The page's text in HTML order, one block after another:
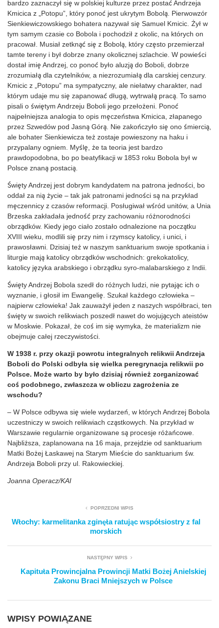
bardzo zaznaczył się w polskiej kulturze przez postać Andrzeja
Kmicica z „Potopu”, który ponoć jest ukrytym Bobolą. Pierwowzór
Sienkiewiczowskiego bohatera nazywał się Samuel Kmicic. Żył w
tym samym czasie co Bobola i pochodził z okolic, na których on
pracował. Musiał zetknąć się z Bobolą, który często przemierzał
tamte tereny i był dobrze znany okolicznej szlachcie. W powieści
dostał imię Andrzej, co ponoć było aluzją do Boboli, dobrze
zrozumiałą dla czytelników, a niezrozumiałą dla carskiej cenzury.
Kmicic z „Potopu” ma sympatyczny, ale niełatwy charakter, nad
którym udaje mu się zapanować długą, wytrwałą pracą. To samo
pisali o świętym Andrzeju Boboli jego przełożeni. Ponoć
najpełniejsza analogia to opis męczeństwa Kmicica, złapanego
przez Szwedów pod Jasną Górą. Nie zakończyło się ono śmiercią,
ale bohater Sienkiewicza też zostaje powieszony na haku i
przypalany ogniem. Myślę, że ta teoria jest bardzo
prawdopodobna, bo po beatyfikacji w 1853 roku Bobola był w
Polsce znaną postacią.
Święty Andrzej jest dobrym kandydatem na patrona jedności, bo
oddał za nią życie – tak jak patronami jedności są na przykład
męczennicy z czasów reformacji. Posługiwał wśród unitów, a Unia
Brzeska zakładała jedność przy zachowaniu różnorodności
obrządków. Kiedy jego ciało zostało odnalezione na początku
XVIII wieku, modlili się przy nim i rzymscy katolicy, i unici, i
prawosławni. Dzisiaj też w naszym sanktuarium swoje spotkania i
liturgie mają katolicy obrządków wschodnich: grekokatolicy,
katolicy języka arabskiego i obrządku syro-malabarskiego z Indii.
Święty Andrzej Bobola szedł do różnych ludzi, nie pytając ich o
wyznanie, i głosił im Ewangelię. Szukał każdego człowieka –
najpierw człowieka! Jak zauważył jeden z naszych współbraci, ten
święty w swoich relikwiach poszedł nawet do wojujących ateistów
w Moskwie. Pokazał, że coś im się wymyka, że materializm nie
obejmuje całej rzeczywistości.
W 1938 r. przy okazji powrotu integralnych relikwii Andrzeja
Boboli do Polski odbyła się wielka peregrynacja relikwii po
Polsce. Może warto by było dzisiaj również zorganizować
coś podobnego, zwłaszcza w obliczu zagrożenia ze
wschodu?
– W Polsce odbywa się wiele wydarzeń, w których Andrzej Bobola
uczestniczy w swoich relikwiach cząstkowych. Na przykład w
Warszawie regularnie organizowane są procesje różańcowe.
Najbliższa, zaplanowana na 16 maja, przejdzie od sanktuarium
Matki Bożej Łaskawej na Starym Mieście do sanktuarium św.
Andrzeja Boboli przy ul. Rakowieckiej.
Joanna Operacz/KAI
POPRZEDNI WPIS
Włochy: karmelitanka zginęła ratując współsiostry z fal
morskich
NASTĘPNY WPIS
Kapituła Prowincjalna Prowincji Matki Bożej Anielskiej
Zakonu Braci Mniejszych w Polsce
WPISY POWIĄZANE